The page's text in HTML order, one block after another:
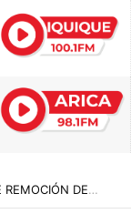
AGUAS DEL ALTIPLANO INICIA ETAPA DE REMOCIÓN DE PAVIMENTO EN AVENIDA ARTURO PRAT